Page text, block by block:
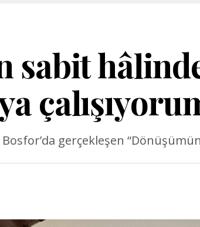
sabit
Bosfor’da gerçekleşen